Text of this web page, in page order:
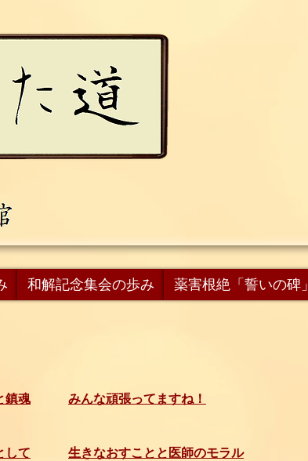
和解記念集会の歩み 薬害根絶「誓いの碑」
鎮魂
みんな頑張ってますね！
して 生きなおすことと医師のモラル